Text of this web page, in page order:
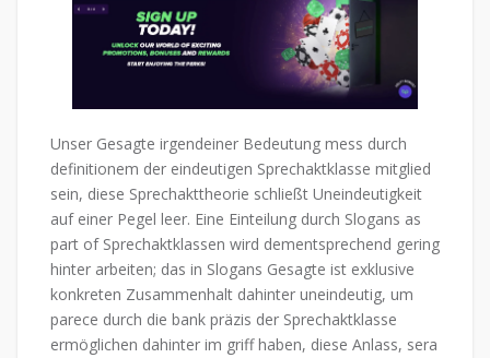
Unser Gesagte irgendeiner Bedeutung mess durch
definitionem der eindeutigen Sprechaktklasse mitglied
sein, diese Sprechakttheorie schließt Uneindeutigkeit
auf einer Pegel leer. Eine Einteilung durch Slogans as
part of Sprechaktklassen wird dementsprechend gering
hinter arbeiten; das in Slogans Gesagte ist exklusive
konkreten Zusammenhalt dahinter uneindeutig, um
parece durch die bank präzis der Sprechaktklasse
ermöglichen dahinter im griff haben, diese Anlass, sera